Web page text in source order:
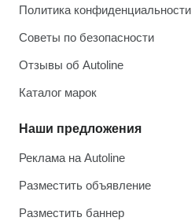
Политика конфиденциальности
Советы по безопасности
Отзывы об Autoline
Каталог марок
Наши предложения
Реклама на Autoline
Разместить объявление
Разместить баннер